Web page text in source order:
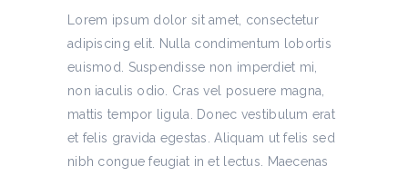
Lorem ipsum dolor sit amet, consectetur
adipiscing elit. Nulla condimentum lobortis
euismod. Suspendisse non imperdiet mi,
non iaculis odio. Cras vel posuere magna,
mattis tempor ligula. Donec vestibulum erat
et felis gravida egestas. Aliquam ut felis sed
nibh congue feugiat in et lectus. Maecenas